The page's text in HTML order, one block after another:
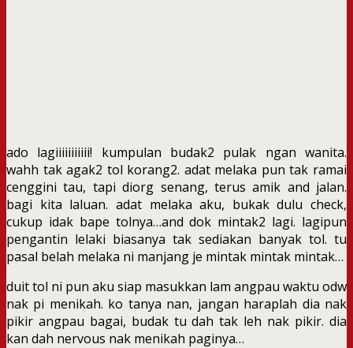
ado lagiiiiiiiiiii! kumpulan budak2 pulak ngan wanita.
wahh tak agak2 tol korang2. adat melaka pun tak ramai
cenggini tau, tapi diorg senang, terus amik and jalan.
bagi kita laluan. adat melaka aku, bukak dulu check,
cukup idak bape tolnya…and dok mintak2 lagi. lagipun
pengantin lelaki biasanya tak sediakan banyak tol. tu
pasal belah melaka ni manjang je mintak mintak mintak…
duit tol ni pun aku siap masukkan lam angpau waktu odw
nak pi menikah. ko tanya nan, jangan haraplah dia nak
pikir angpau bagai, budak tu dah tak leh nak pikir. dia
kan dah nervous nak menikah paginya…